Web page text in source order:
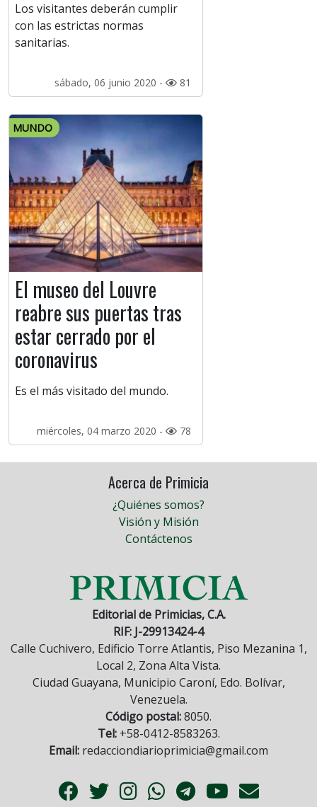
​Los visitantes deberán cumplir
con las estrictas normas
sanitarias.
sábado, 06 junio 2020 - 81
MUNDO
El museo del Louvre
reabre sus puertas tras
estar cerrado por el
coronavirus
Es el más visitado del mundo.
miércoles, 04 marzo 2020 - 78
Acerca de Primicia
¿Quiénes somos?
Visión y Misión
Contáctenos
Editorial de Primicias, C.A.
RIF: J-29913424-4
Calle Cuchivero, Edificio Torre Atlantis, Piso Mezanina 1,
Local 2, Zona Alta Vista.
Ciudad Guayana, Municipio Caroní, Edo. Bolívar,
Venezuela.
Código postal:8050.
Tel:+58-0412-8583263.
Email: redacciondiarioprimicia@gmail.com